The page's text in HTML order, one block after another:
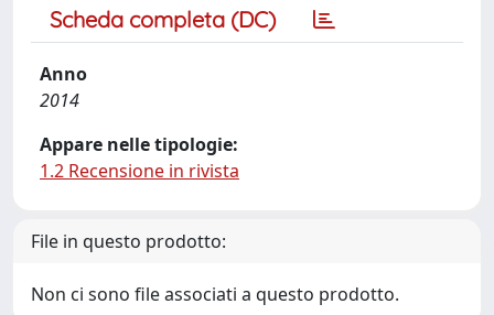
Scheda completa (DC)
Anno
2014
Appare nelle tipologie:
1.2 Recensione in rivista
File in questo prodotto:
Non ci sono file associati a questo prodotto.